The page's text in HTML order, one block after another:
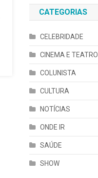
CATEGORIAS
CELEBRIDADE
CINEMA E TEATRO
COLUNISTA
CULTURA
NOTÍCIAS
ONDE IR
SAÚDE
SHOW